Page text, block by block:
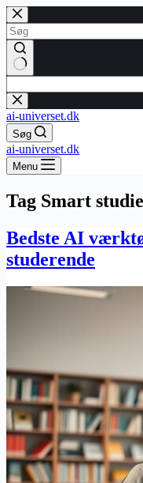
Fortsæt
til
indhold
resultater
ai-universet.dk
Søg
ai-universet.dk
Menu
Tag Smart
Bedste AI
studerende